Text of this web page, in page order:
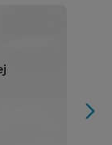
arrow_forward_ios